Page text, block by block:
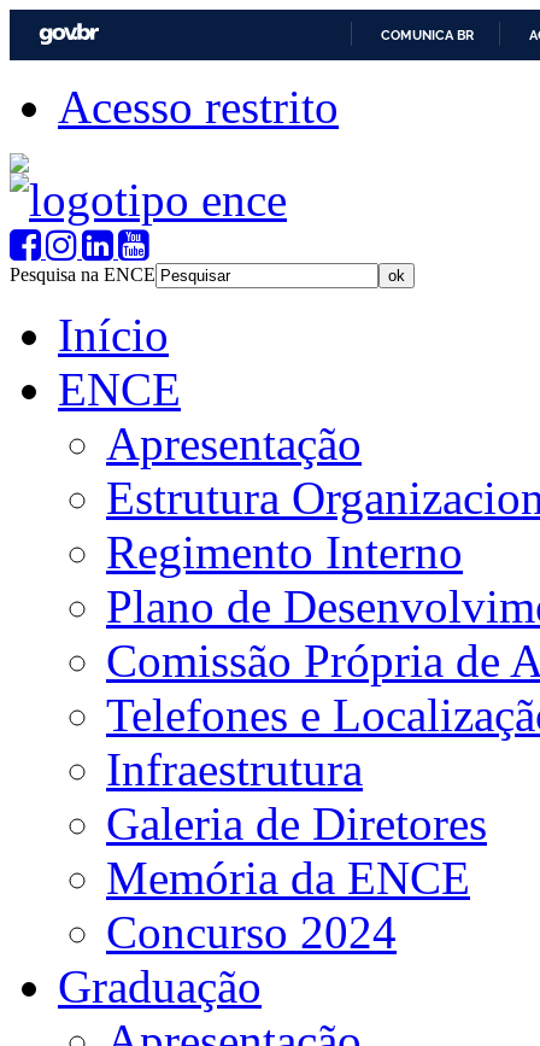
COMUNICA BR
Acesso restrito
Pesquisa na ENCE
Início
ENCE
Apresentação
Estrutura
Regimento Interno
Plano de
Comissão Própria de
Telefones e
Infraestrutura
Galeria de Diretores
Memória da ENCE
Concurso 2024
Graduação